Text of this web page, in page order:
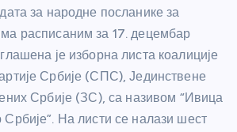
за народне посланике за
расписаним за 17. децембар
је изборна листа коалиције
Србије (СПС), Јединствене
Србије (ЗС), са називом “Ивица
На листи се налази шест